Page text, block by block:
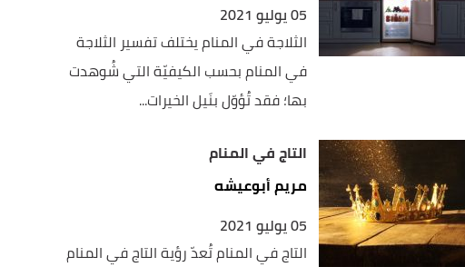
05 يوليو 2021
الثلاجة في المنام يختلف تفسير الثلاجة
في المنام بحسب الكيفيّة التي شُوهدت
بها؛ فقد تُؤوّل بنَيل الخيرات...
التاج في المنام
مريم أبوعيشه
05 يوليو 2021
التاج في المنام تُعدّ رؤية التاج في المنام